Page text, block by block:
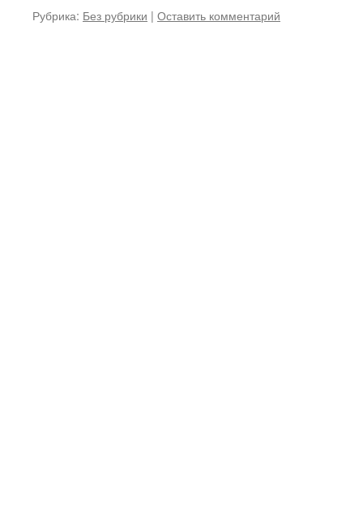
Рубрика: Без рубрики | Оставить комментарий